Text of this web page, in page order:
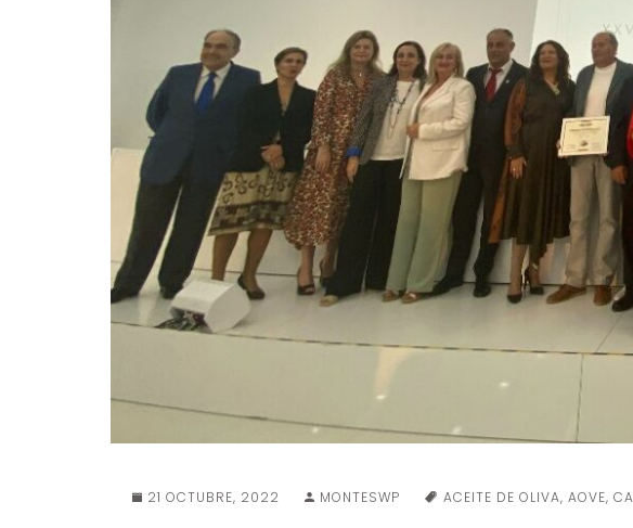
21 OCTUBRE, 2022 MONTESWP ACEITE DE OLIVA, AOVE,